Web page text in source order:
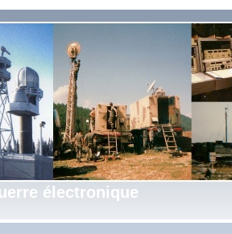
électronique